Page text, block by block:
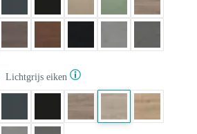
Lichtgrijs eiken